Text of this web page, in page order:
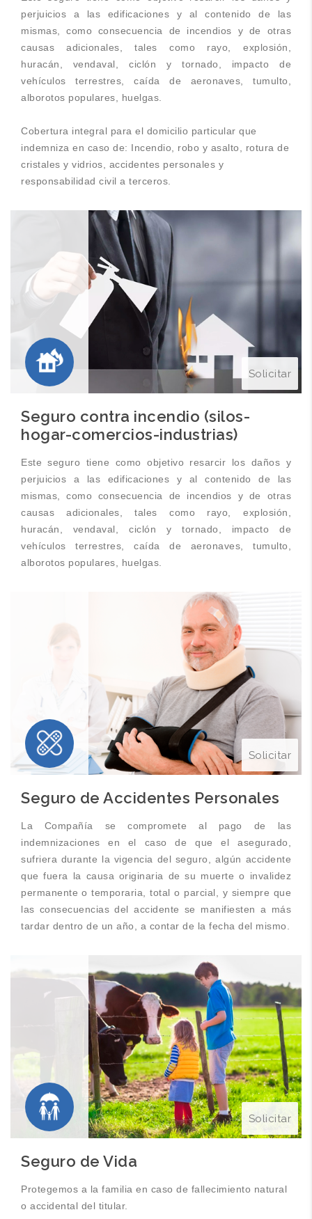
perjuicios a las edificaciones y al contenido de las
mismas, como consecuencia de incendios y de otras
causas adicionales, tales como rayo, explosión,
huracán, vendaval, ciclón y tornado, impacto de
vehículos terrestres, caída de aeronaves, tumulto,
alborotos populares, huelgas.
Cobertura integral para el domicilio particular que
indemniza en caso de: Incendio, robo y asalto, rotura de
cristales y vidrios, accidentes personales y
responsabilidad civil a terceros.
Solicitar
Seguro contra incendio (silos-
hogar-comercios-industrias)
Este seguro tiene como objetivo resarcir los daños y
perjuicios a las edificaciones y al contenido de las
mismas, como consecuencia de incendios y de otras
causas adicionales, tales como rayo, explosión,
huracán, vendaval, ciclón y tornado, impacto de
vehículos terrestres, caída de aeronaves, tumulto,
alborotos populares, huelgas.
Solicitar
Seguro de Accidentes Personales
La Compañía se compromete al pago de las
indemnizaciones en el caso de que el asegurado,
sufriera durante la vigencia del seguro, algún accidente
que fuera la causa originaria de su muerte o invalidez
permanente o temporaria, total o parcial, y siempre que
las consecuencias del accidente se manifiesten a más
tardar dentro de un año, a contar de la fecha del mismo.
Solicitar
Seguro de Vida
Protegemos a la familia en caso de fallecimiento natural
o accidental del titular.